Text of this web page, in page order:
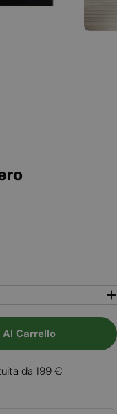
Elettrico
Per Camino
Carrello
da 199 €